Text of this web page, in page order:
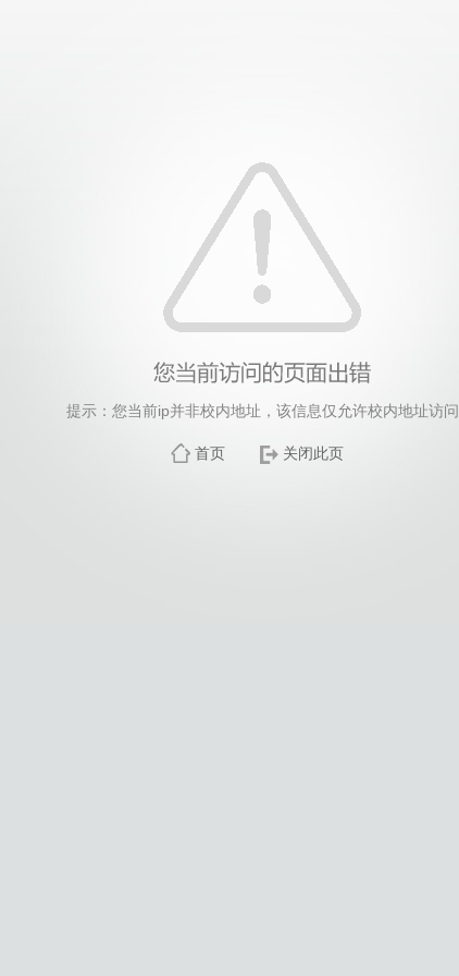
提示：您当前ip并非校内地址，该信息仅允许校内地址访问
首页 关闭此页